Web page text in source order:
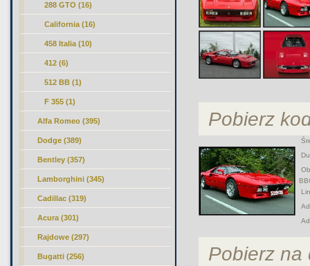
288 GTO (16)
California (16)
458 Italia (10)
412 (6)
512 BB (1)
F 355 (1)
Alfa Romeo (395)
Dodge (389)
Bentley (357)
Lamborghini (345)
Cadillac (319)
Acura (301)
Rajdowe (297)
Bugatti (256)
Pobierz
Pobierz na